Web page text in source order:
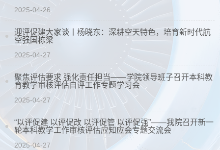
2025-04-26
迎评促建大家谈⼁杨晓东：深耕空天特色，培育新时代航
空强国栋梁
2025-04-27
聚焦评估要求 强化责任担当——学院领导班子召开本科教
育教学审核评估自评工作专题学习会
2025-04-27
“以评促建 以评促改 以评促管 以评促强”——我院召开新一
轮本科教学工作审核评估应知应会专题交流会
2025-04-27